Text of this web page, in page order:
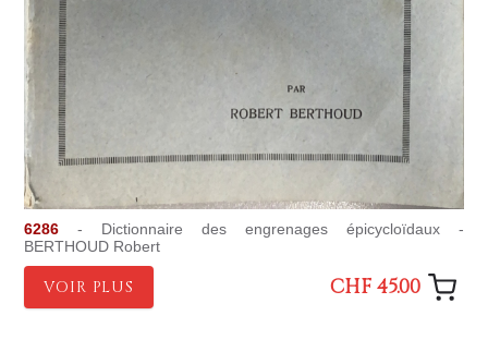
6286 - Dictionnaire des engrenages épicycloïdaux -
BERTHOUD Robert
VOIR PLUS CHF 45.00